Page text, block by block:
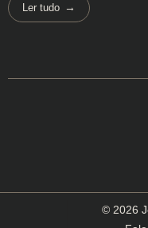
Ler tudo
© 2026